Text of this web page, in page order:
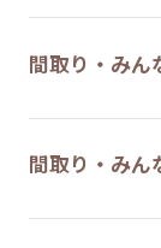
間取り・み
間取り・み